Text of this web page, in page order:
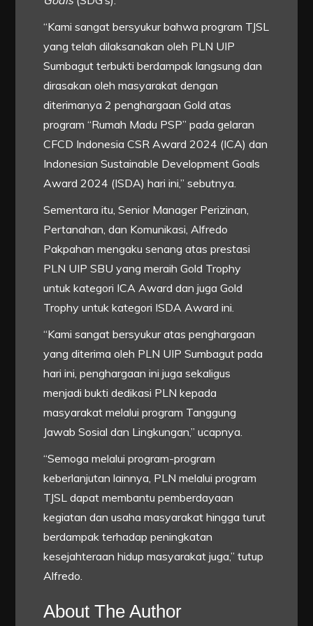
“Kami sangat bersyukur bahwa program TJSL
yang telah dilaksanakan oleh PLN UIP
Sumbagut terbukti berdampak langsung dan
dirasakan oleh masyarakat dengan
diterimanya 2 penghargaan Gold atas
program “Rumah Madu PSP” pada gelaran
CFCD Indonesia CSR Award 2024 (ICA) dan
Indonesian Sustainable Development Goals
Award 2024 (ISDA) hari ini,” sebutnya.
Sementara itu, Senior Manager Perizinan,
Pertanahan, dan Komunikasi, Alfredo
Pakpahan mengaku senang atas prestasi
PLN UIP SBU yang meraih Gold Trophy
untuk kategori ICA Award dan juga Gold
Trophy untuk kategori ISDA Award ini.
“Kami sangat bersyukur atas penghargaan
yang diterima oleh PLN UIP Sumbagut pada
hari ini, penghargaan ini juga sekaligus
menjadi bukti dedikasi PLN kepada
masyarakat melalui program Tanggung
Jawab Sosial dan Lingkungan,” ucapnya.
“Semoga melalui program-program
keberlanjutan lainnya, PLN melalui program
TJSL dapat membantu pemberdayaan
kegiatan dan usaha masyarakat hingga turut
berdampak terhadap peningkatan
kesejahteraan hidup masyarakat juga,” tutup
Alfredo.
About The Author